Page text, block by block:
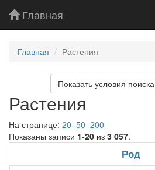
Главная
Главная Растения
Показать условия поиска
Растения
На странице: 20 50 200
Показаны записи 1-20 из 3 057.
Род